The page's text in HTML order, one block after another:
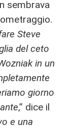
sembrava
Steve
del ceto
in un
giorno
,” dice il
e una